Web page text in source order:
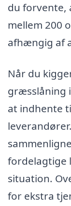
du forvente,
mellem 200
afhængig af
Når du
græsslåning
at indhente
fordelagtige
situation.
for ekstra